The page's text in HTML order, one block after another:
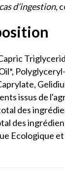
d’ingestion,
issus de
des
des
Ecologique